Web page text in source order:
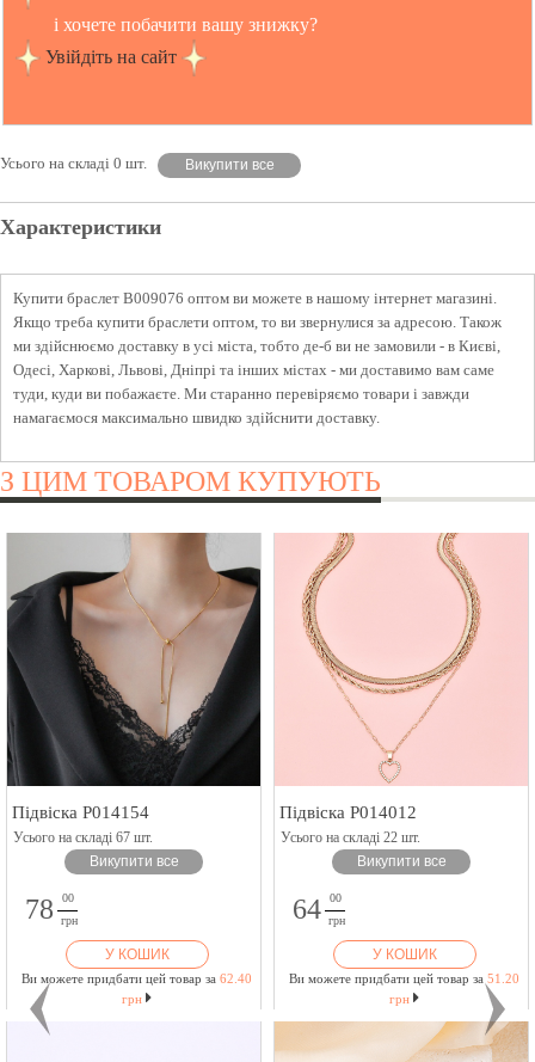
і хочете побачити вашу знижку?
Увійдіть на сайт
Усього на складі 0 шт. Викупити все
Характеристики
Купити браслет B009076 оптом ви можете в нашому інтернет магазині.
Якщо треба купити браслети оптом, то ви звернулися за адресою. Також
ми здійснюємо доставку в усі міста, тобто де-б ви не замовили - в Києві,
Одесі, Харкові, Львові, Дніпрі та інших містах - ми доставимо вам саме
туди, куди ви побажаєте. Ми старанно перевіряємо товари і завжди
намагаємося максимально швидко здійснити доставку.
З ЦИМ ТОВАРОМ КУПУЮТЬ
Підвіска P014154
Усього на складі 67 шт.
Викупити все
78
00
грн
У КОШИК
Ви можете придбати цей товар за 62.40
грн
Підвіска P014012
Усього на складі 22 шт.
Викупити все
64
00
грн
У КОШИК
Ви можете придбати цей товар за 51.20
грн